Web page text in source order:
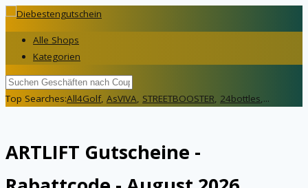
Alle Shops
Kategorien
Top Searches:All4Golf, AsVIVA, STREETBOOSTER, 24bottles,...
ARTLIFT Gutscheine -